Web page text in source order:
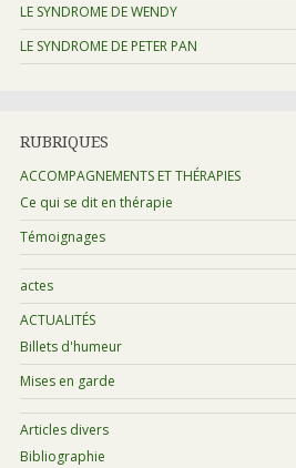
LE SYNDROME DE WENDY
LE SYNDROME DE PETER PAN
RUBRIQUES
ACCOMPAGNEMENTS ET THÉRAPIES
Ce qui se dit en thérapie
Témoignages
actes
ACTUALITÉS
Billets d'humeur
Mises en garde
Articles divers
Bibliographie